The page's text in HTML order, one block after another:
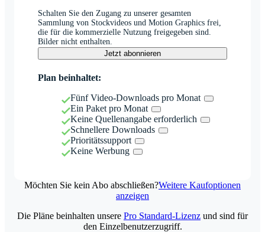
Schalten Sie den Zugang zu unserer gesamten
Sammlung von Stockvideos und Motion Graphics frei,
die für die kommerzielle Nutzung freigegeben sind.
Bilder nicht enthalten.
Jetzt abonnieren
Plan beinhaltet:
Fünf Video-Downloads pro Monat
Ein Paket pro Monat
Keine Quellenangabe erforderlich
Schnellere Downloads
Prioritätssupport
Keine Werbung
Möchten Sie kein Abo abschließen?Weitere Kaufoptionen
anzeigen
Die Pläne beinhalten unsere Pro Standard-Lizenz und sind für
den Einzelbenutzerzugriff.